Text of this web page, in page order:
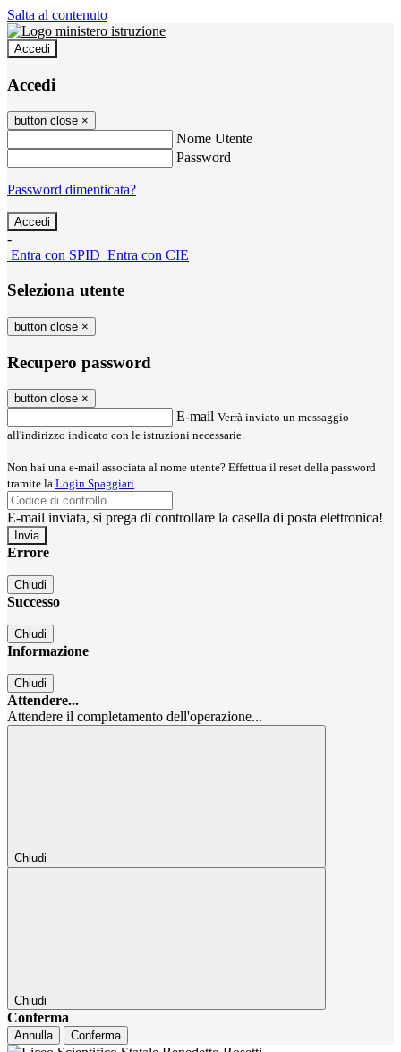
Salta al contenuto
Accedi
Accedi
button close ×
Nome Utente
Password
Password dimenticata?
-
Entra con SPID Entra con CIE
Seleziona utente
button close ×
Recupero password
button close ×
E-mail Verrà inviato un messaggio
all'indirizzo indicato con le istruzioni necessarie.
Non hai una e-mail associata al nome utente? Effettua il reset della password
tramite la Login Spaggiari
E-mail inviata, si prega di controllare la casella di posta elettronica!
Errore
Chiudi
Successo
Chiudi
Informazione
Chiudi
Attendere...
Attendere il completamento dell'operazione...
Chiudi
Chiudi
Conferma
Annulla Conferma